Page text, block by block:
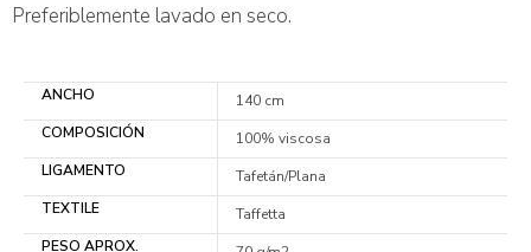
Preferiblemente lavado en seco.
ANCHO
140 cm
COMPOSICIÓN
100% viscosa
LIGAMENTO
Tafetán/Plana
TEXTILE
Taffetta
PESO APROX.